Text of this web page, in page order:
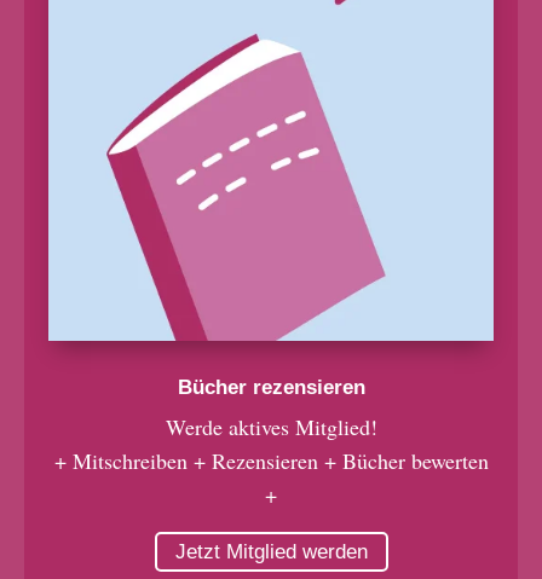
Bücher rezensieren
Werde aktives Mitglied!
+ Mitschreiben + Rezensieren + Bücher bewerten
+
Jetzt Mitglied werden